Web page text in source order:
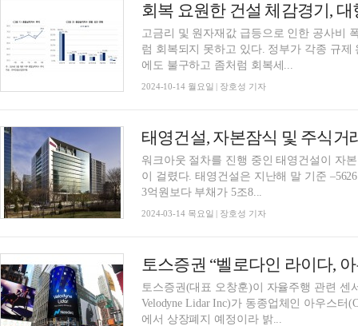
회복 요원한 건설 체감경기,
고금리 및 원자재값 급등으로 인한 공사비
럼 회복되지 못하고 있다. 정부가 각종 규
에도 불구하고 좀처럼 회복세...
2024-10-14 월요일 | 장호성 기자
태영건설, 자본잠식 및 주식
워크아웃 절차를 진행 중인 태영건설이 자
이 걸렸다. 태영건설은 지난해 말 기준 –5626억원의 자본총계를 기록했다. 보유 자산인 5조280
3억원보다 부채가 5조8...
2024-03-14 목요일 | 장호성 기자
토스증권(대표 오창훈)이 자율주행 관련 센
Velodyne Lidar Inc)가 동종업체인 아우스터
에서 상장폐지 예정이라 밝...